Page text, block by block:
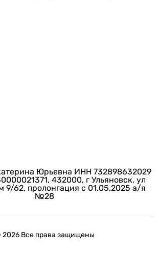
Юрьевна ИНН 732898632029
432000, г Ульяновск, ул
9/62, пролонгация с 01.05.2025 а/я
№28
Все права защищены